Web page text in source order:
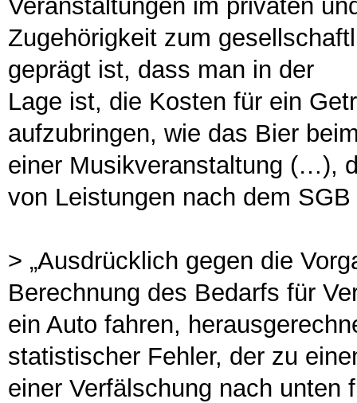
Veranstaltungen im privaten
Zugehörigkeit zum
geprägt ist, dass man in der
Lage ist, die Kosten für ein
aufzubringen, wie das Bier
einer Musikveranstaltung (…),
von Leistungen nach dem
> „Ausdrücklich gegen die
Berechnung des Bedarfs für
ein Auto fahren,
statistischer Fehler, der zu
einer Verfälschung nach unten